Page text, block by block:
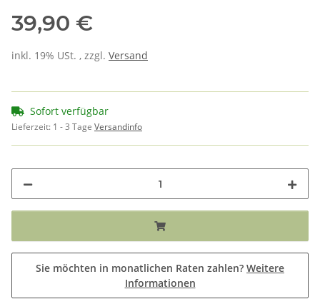
39,90 €
inkl. 19% USt. , zzgl. Versand
Sofort verfügbar
Lieferzeit: 1 - 3 Tage Versandinfo
Sie möchten in monatlichen Raten zahlen? Weitere
Informationen